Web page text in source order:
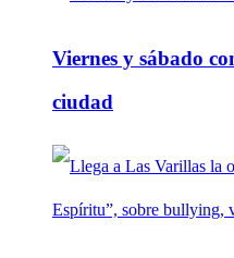
Viernes y sábado
ciudad